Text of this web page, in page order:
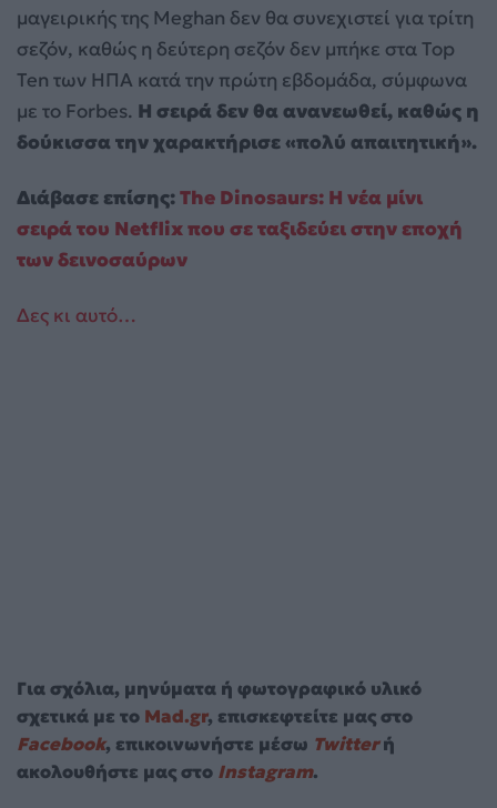
μαγειρικής της Meghan δεν θα συνεχιστεί για τρίτη
σεζόν, καθώς η δεύτερη σεζόν δεν μπήκε στα Top
Ten των ΗΠΑ κατά την πρώτη εβδομάδα, σύμφωνα
με το Forbes. Η σειρά δεν θα ανανεωθεί, καθώς η
δούκισσα την χαρακτήρισε «πολύ απαιτητική».
Διάβασε επίσης:The Dinosaurs: Η νέα μίνι
σειρά του Netflix που σε ταξιδεύει στην εποχή
των δεινοσαύρων
Δες κι αυτό…
Για σχόλια, μηνύματα ή φωτογραφικό υλικό
σχετικά με το Mad.gr, επισκεφτείτε μας στο
Facebook, επικοινωνήστε μέσω Twitterή
ακολουθήστε μας στο Instagram.